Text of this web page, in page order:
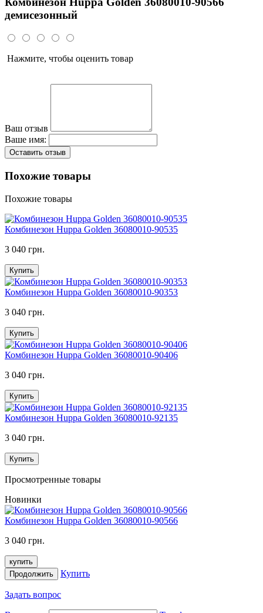
демисезонный
Нажмите, чтобы оценить товар
Ваш отзыв
Ваше имя:
Оставить отзыв
Похожие товары
Похожие товары
Комбинезон Huppa Golden 36080010-90535
3 040 грн.
Купить
Комбинезон Huppa Golden 36080010-90353
3 040 грн.
Купить
Комбинезон Huppa Golden 36080010-90406
3 040 грн.
Купить
Комбинезон Huppa Golden 36080010-92135
3 040 грн.
Купить
Просмотренные товары
Новинки
Комбинезон Huppa Golden 36080010-90566
3 040 грн.
купить
Продолжить
Купить
Задать вопрос